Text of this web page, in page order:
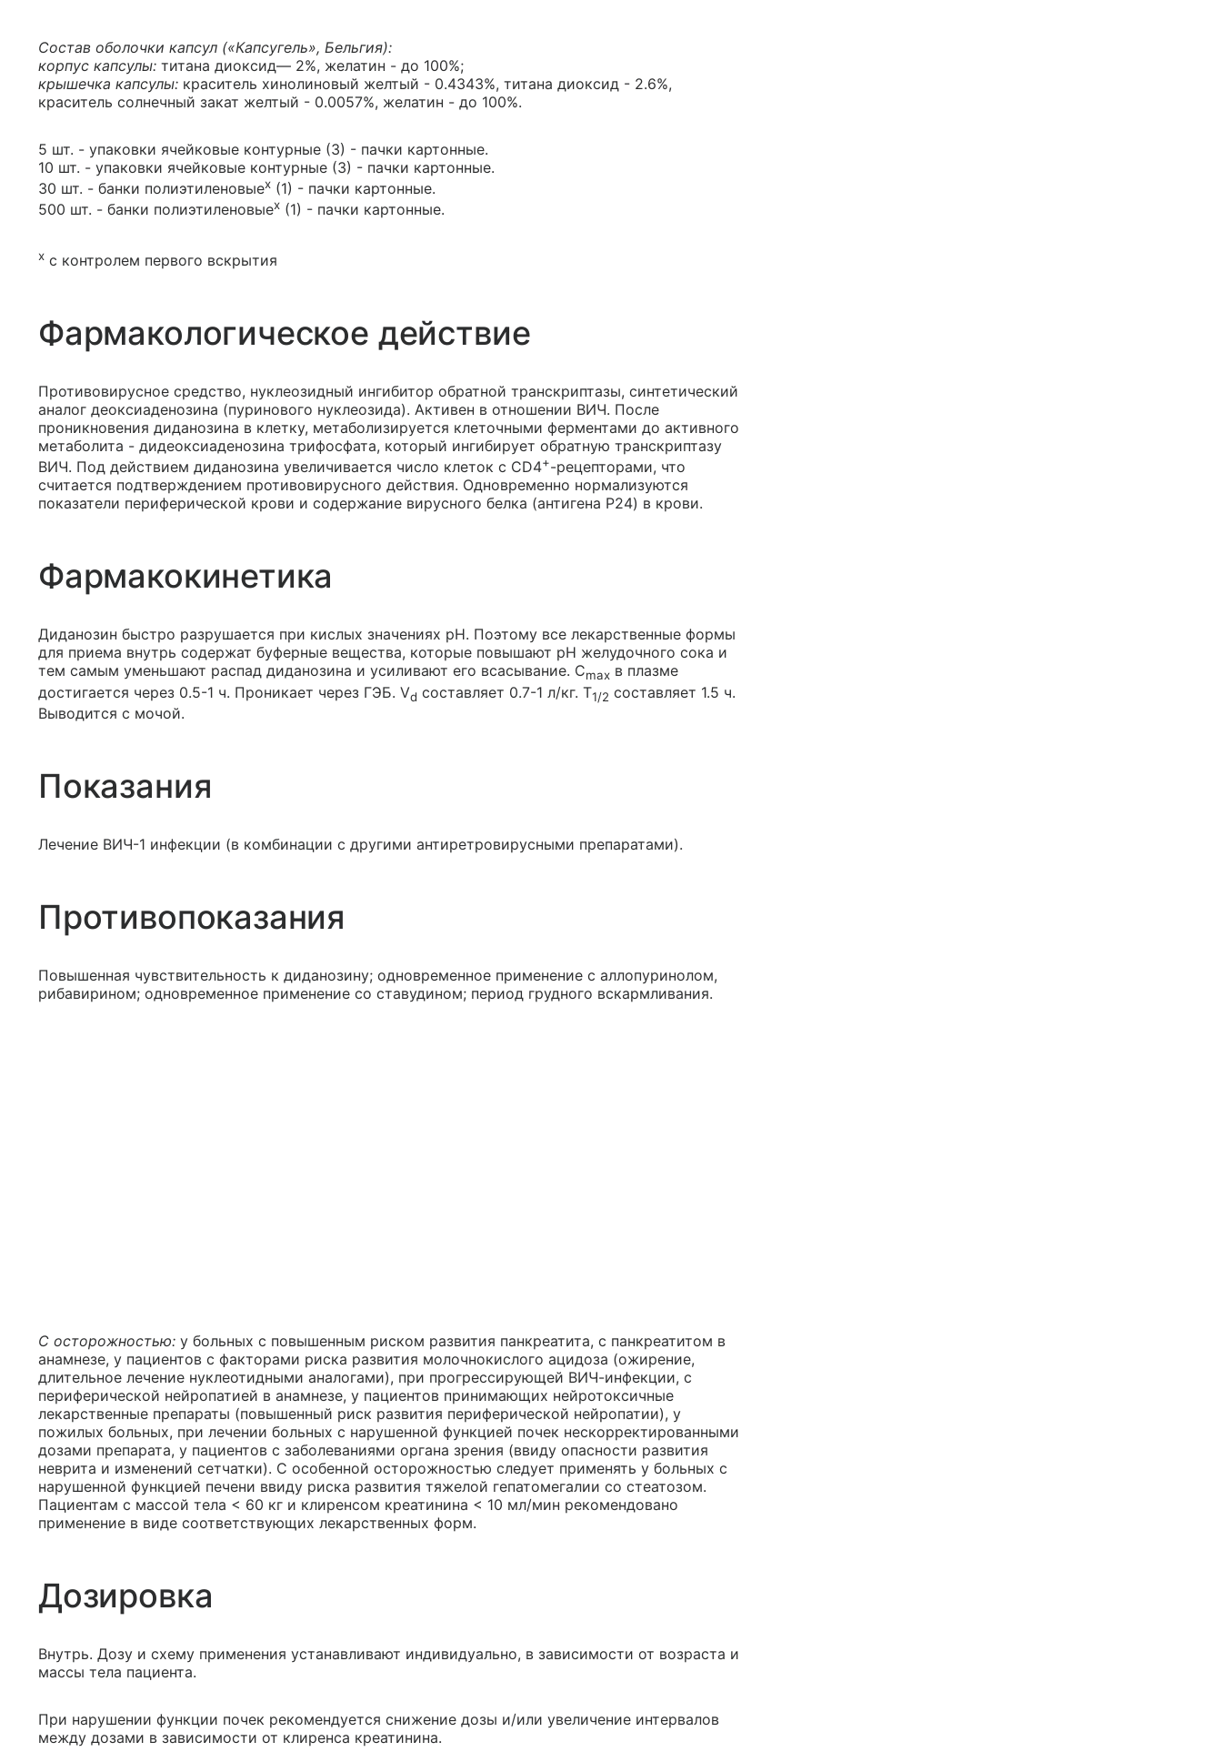
Состав оболочки капсул («Капсугель», Бельгия):
корпус капсулы: титана диоксид— 2%, желатин - до 100%;
крышечка капсулы: краситель хинолиновый желтый - 0.4343%, титана диоксид - 2.6%,
краситель солнечный закат желтый - 0.0057%, желатин - до 100%.
5 шт. - упаковки ячейковые контурные (3) - пачки картонные.
10 шт. - упаковки ячейковые контурные (3) - пачки картонные.
30 шт. - банки полиэтиленовыех (1) - пачки картонные.
500 шт. - банки полиэтиленовыех (1) - пачки картонные.
х с контролем первого вскрытия
Фармакологическое действие
Противовирусное средство, нуклеозидный ингибитор обратной транскриптазы, синтетический
аналог деоксиаденозина (пуринового нуклеозида). Активен в отношении ВИЧ. После
проникновения диданозина в клетку, метаболизируется клеточными ферментами до активного
метаболита - дидеоксиаденозина трифосфата, который ингибирует обратную транскриптазу
ВИЧ. Под действием диданозина увеличивается число клеток с CD4+-рецепторами, что
считается подтверждением противовирусного действия. Одновременно нормализуются
показатели периферической крови и содержание вирусного белка (антигена P24) в крови.
Фармакокинетика
Диданозин быстро разрушается при кислых значениях рН. Поэтому все лекарственные формы
для приема внутрь содержат буферные вещества, которые повышают рН желудочного сока и
тем самым уменьшают распад диданозина и усиливают его всасывание. Cmax в плазме
достигается через 0.5-1 ч. Проникает через ГЭБ. Vd составляет 0.7-1 л/кг. T1/2 составляет 1.5 ч.
Выводится с мочой.
Показания
Лечение ВИЧ-1 инфекции (в комбинации с другими антиретровирусными препаратами).
Противопоказания
Повышенная чувствительность к диданозину; одновременное применение с аллопуринолом,
рибавирином; одновременное применение со ставудином; период грудного вскармливания.
С осторожностью: у больных с повышенным риском развития панкреатита, с панкреатитом в
анамнезе, у пациентов с факторами риска развития молочнокислого ацидоза (ожирение,
длительное лечение нуклеотидными аналогами), при прогрессирующей ВИЧ-инфекции, с
периферической нейропатией в анамнезе, у пациентов принимающих нейротоксичные
лекарственные препараты (повышенный риск развития периферической нейропатии), у
пожилых больных, при лечении больных с нарушенной функцией почек нескорректированными
дозами препарата, у пациентов с заболеваниями органа зрения (ввиду опасности развития
неврита и изменений сетчатки). С особенной осторожностью следует применять у больных с
нарушенной функцией печени ввиду риска развития тяжелой гепатомегалии со стеатозом.
Пациентам с массой тела < 60 кг и клиренсом креатинина < 10 мл/мин рекомендовано
применение в виде соответствующих лекарственных форм.
Дозировка
Внутрь. Дозу и схему применения устанавливают индивидуально, в зависимости от возраста и
массы тела пациента.
При нарушении функции почек рекомендуется снижение дозы и/или увеличение интервалов
между дозами в зависимости от клиренса креатинина.